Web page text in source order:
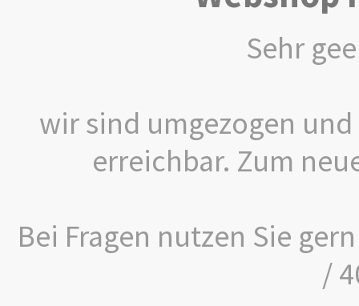
Sehr
wir sind umgezogen
erreichbar. Zum
Bei Fragen nutzen Sie
/